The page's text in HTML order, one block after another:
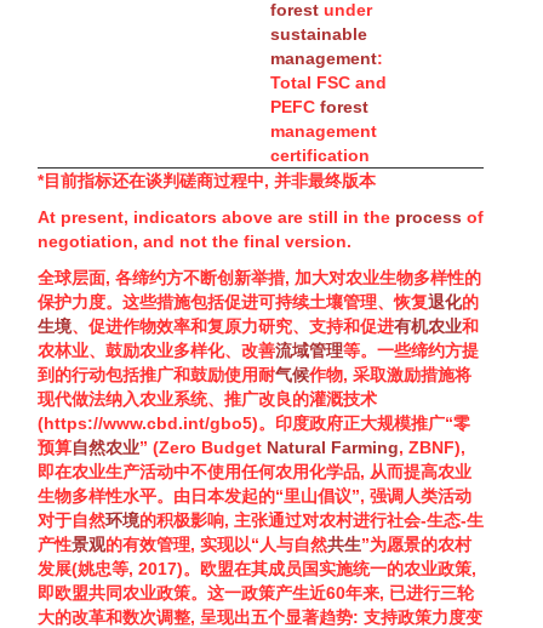
forest under
sustainable
management:
Total FSC and
PEFC forest
management
certification
*目前指标还在谈判磋商过程中, 并非最终版本
At present, indicators above are still in the process of
negotiation, and not the final version.
全球层面, 各缔约方不断创新举措, 加大对农业生物多样性的
保护力度。这些措施包括促进可持续土壤管理、恢复退化的
生境、促进作物效率和复原力研究、支持和促进有机农业和
农林业、鼓励农业多样化、改善流域管理等。一些缔约方提
到的行动包括推广和鼓励使用耐气候作物, 采取激励措施将
现代做法纳入农业系统、推广改良的灌溉技术
(https://www.cbd.int/gbo5)。印度政府正大规模推广“零
预算自然农业” (Zero Budget Natural Farming, ZBNF),
即在农业生产活动中不使用任何农用化学品, 从而提高农业
生物多样性水平。由日本发起的“里山倡议”, 强调人类活动
对于自然环境的积极影响, 主张通过对农村进行社会-生态-生
产性景观的有效管理, 实现以“人与自然共生”为愿景的农村
发展(姚忠等, 2017)。欧盟在其成员国实施统一的农业政策,
即欧盟共同农业政策。这一政策产生近60年来, 已进行三轮
大的改革和数次调整, 呈现出五个显著趋势: 支持政策力度变